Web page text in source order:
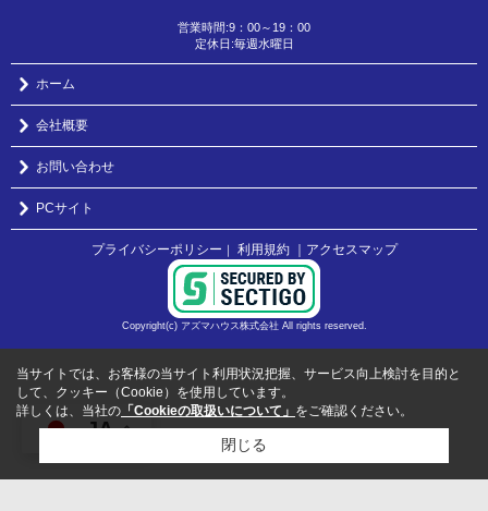
JA
営業時間:9：00～19：00
定休日:毎週水曜日
ホーム
会社概要
お問い合わせ
PCサイト
プライバシーポリシー ｜ 利用規約 ｜アクセスマップ
Copyright(c) アズマハウス株式会社 All rights reserved.
当サイトでは、お客様の当サイト利用状況把握、サービス向上検討を目的と
して、クッキー（Cookie）を使用しています。
詳しくは、当社の 「Cookieの取扱いについて」 をご確認ください。
閉じる